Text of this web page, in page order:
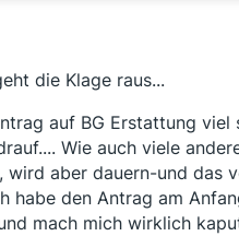
die Klage raus...
auf BG Erstattung
Wie auch viele
aber dauern-und das
habe den Antrag am
mach mich wirklich